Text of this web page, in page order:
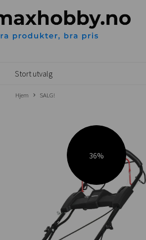
Stort utvalg
Hjem SALG!
36%